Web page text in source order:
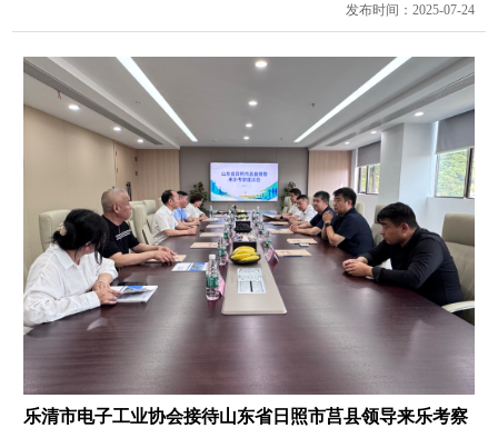
发布时间：2025-07-24
乐清市电子工业协会接待山东省日照市莒县领导来乐考察